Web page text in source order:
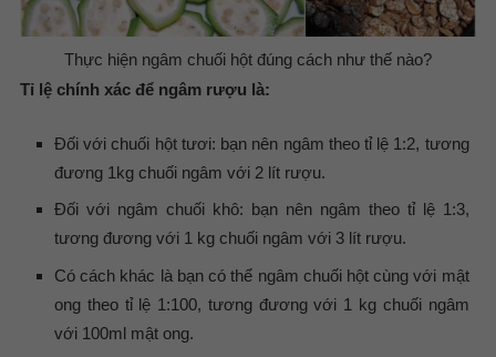
Thực hiện ngâm chuối hột đúng cách như thế nào?
Tỉ lệ chính xác để ngâm rượu là:
Đối với chuối hột tươi: bạn nên ngâm theo tỉ lệ 1:2, tương
đương 1kg chuối ngâm với 2 lít rượu.
Đối với ngâm chuối khô: bạn nên ngâm theo tỉ lệ 1:3,
tương đương với 1 kg chuối ngâm với 3 lít rượu.
Có cách khác là bạn có thể ngâm chuối hột cùng với mật
ong theo tỉ lệ 1:100, tương đương với 1 kg chuối ngâm
với 100ml mật ong.